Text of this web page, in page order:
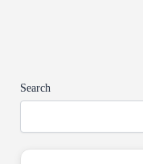
Search